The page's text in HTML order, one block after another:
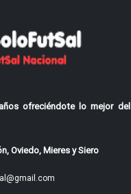
ofreciéndote lo mejor
Oviedo, Mieres y Siero